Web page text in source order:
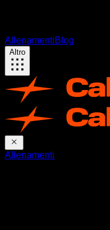
AllenamentiBlog
Altro
Allenamenti